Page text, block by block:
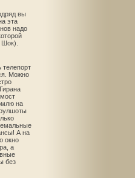
вы
эта
надо
Можно
на
А на
окно
а
без